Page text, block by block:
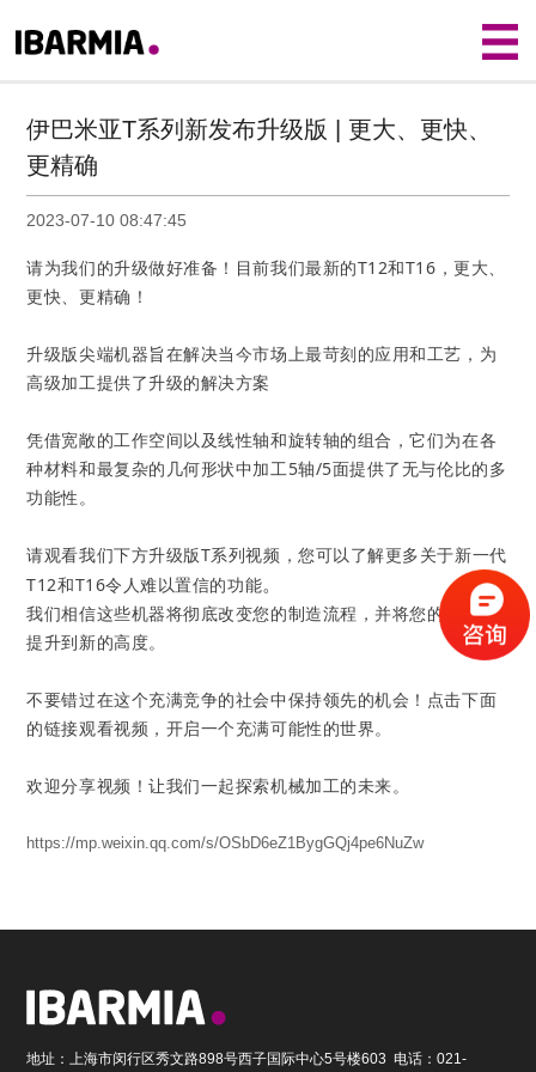
> 伊巴米亚T系列新发布升
伊巴米亚T系列新发布升级版 | 更大、更快、
更精确
2023-07-10 08:47:45
请为我们的升级做好准备！目前我们最新的T12和T16，更大、
更快、更精确！
升级版尖端机器旨在解决当今市场上最苛刻的应用和工艺，为
高级加工提供了升级的解决方案
凭借宽敞的工作空间以及线性轴和旋转轴的组合，它们为在各
种材料和最复杂的几何形状中加工5轴/5面提供了无与伦比的多
功能性。
请观看我们下方升级版T系列视频，您可以了解更多关于新一代
T12和T16令人难以置信的功能。
我们相信这些机器将彻底改变您的制造流程，并将您的生产力
提升到新的高度。
不要错过在这个充满竞争的社会中保持领先的机会！点击下面
的链接观看视频，开启一个充满可能性的世界。
欢迎分享视频！让我们一起探索机械加工的未来。
https://mp.weixin.qq.com/s/OSbD6eZ1BygGQj4pe6NuZw
地址：上海市闵行区秀文路898号西子国际中心5号楼603 电话：021-